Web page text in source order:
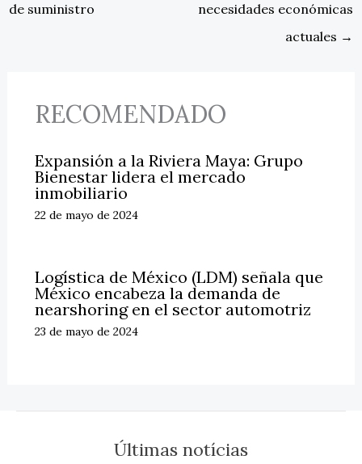
de suministro
necesidades económicas
actuales →
RECOMENDADO
Expansión a la Riviera Maya: Grupo
Bienestar lidera el mercado
inmobiliario
22 de mayo de 2024
Logística de México (LDM) señala que
México encabeza la demanda de
nearshoring en el sector automotriz
23 de mayo de 2024
Últimas notícias